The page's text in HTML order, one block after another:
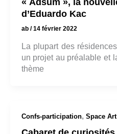
d’Eduardo Kac
ab /14 février 2022
La plupart des
un projet au préalable et
thème
Confs-participation, Space Art